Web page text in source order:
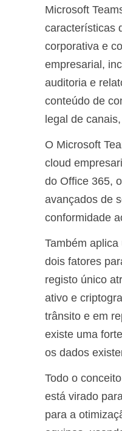
Microsoft
características
corporativa e
empresarial,
auditoria e
conteúdo de
legal de
O Microsoft
cloud
do Office 365,
avançados de
conformidade
Também
dois fatores
registo único
ativo e
trânsito e em
existe uma
os dados
Todo o
está virado
para a